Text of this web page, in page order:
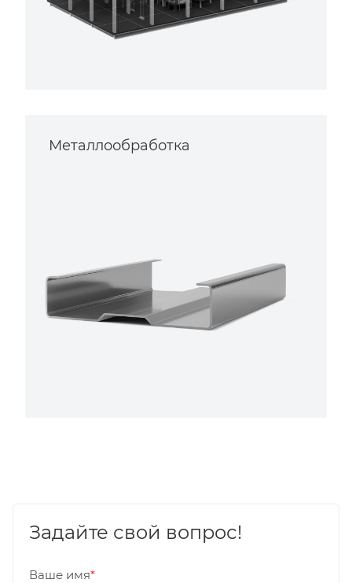
Металлообработка
Задайте свой вопрос!
Ваше имя*